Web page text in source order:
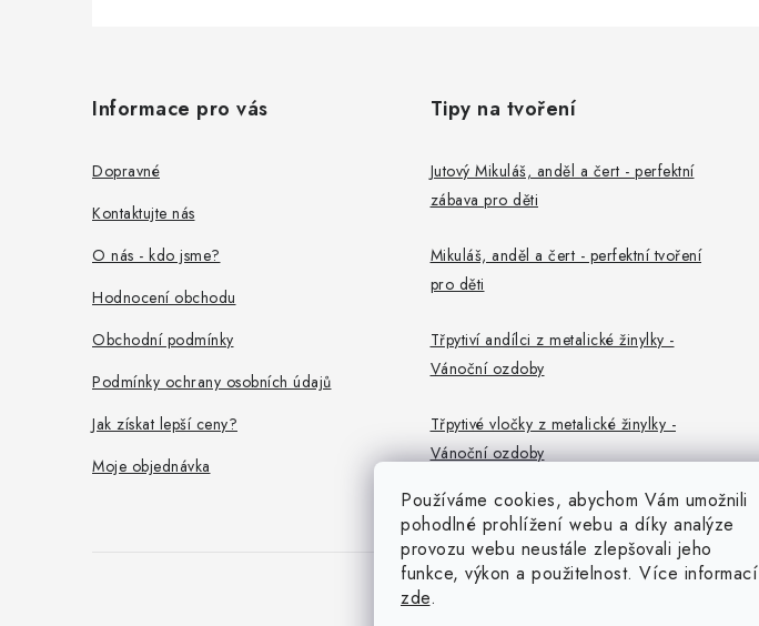
Používáme cookies, abychom Vám umožnili
pohodlné prohlížení webu a díky analýze
provozu webu neustále zlepšovali jeho
funkce, výkon a použitelnost. Více informací
zde.
Informace pro vás
Dopravné
Kontaktujte nás
O nás - kdo jsme?
Hodnocení obchodu
Obchodní podmínky
Podmínky ochrany osobních údajů
Jak získat lepší ceny?
Moje objednávka
Tipy na tvoření
Jutový Mikuláš, anděl a čert - perfektní
zábava pro děti
Mikuláš, anděl a čert - perfektní tvoření
pro děti
Třpytiví andílci z metalické žinylky -
Vánoční ozdoby
Třpytivé vločky z metalické žinylky -
Vánoční ozdoby